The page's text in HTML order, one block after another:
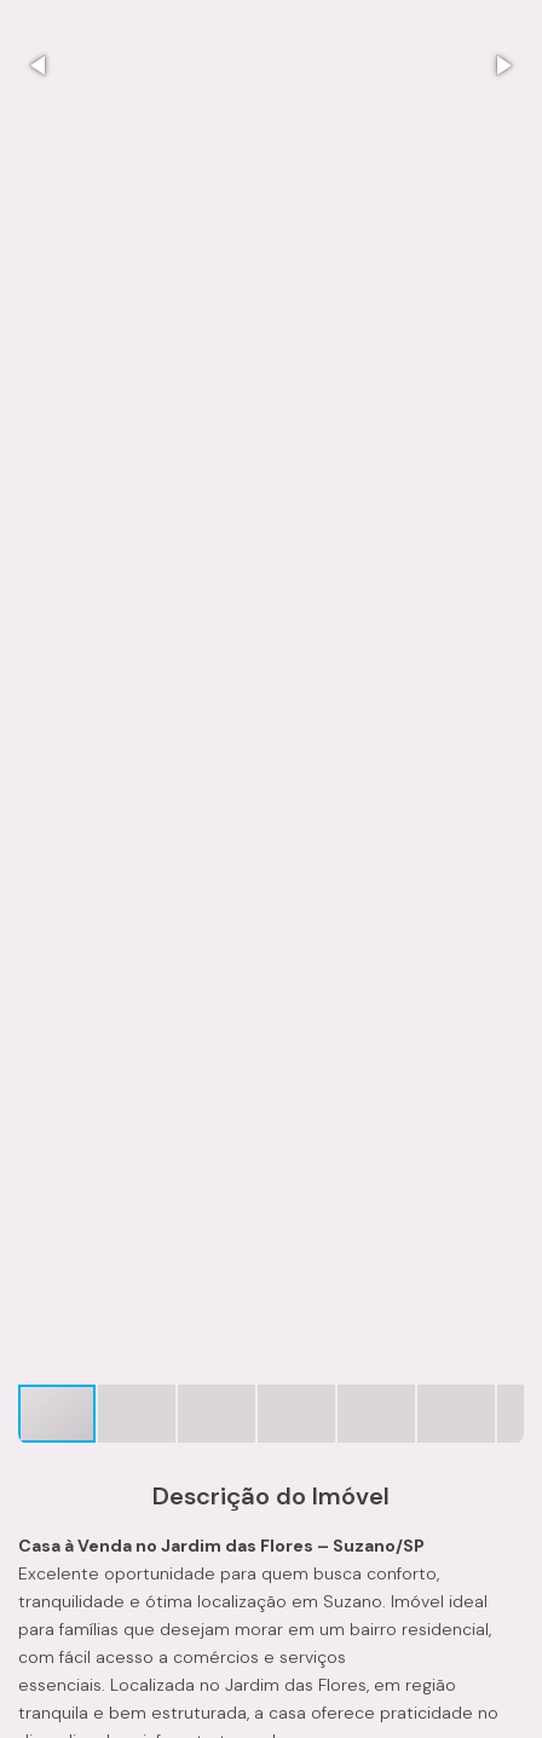
Descrição do Imóvel
Casa à Venda no Jardim das Flores – Suzano/SP
Excelente oportunidade para quem busca conforto,
tranquilidade e ótima localização em Suzano. Imóvel ideal
para famílias que desejam morar em um bairro residencial,
com fácil acesso a comércios e serviços
essenciais. Localizada no Jardim das Flores, em região
tranquila e bem estruturada, a casa oferece praticidade no